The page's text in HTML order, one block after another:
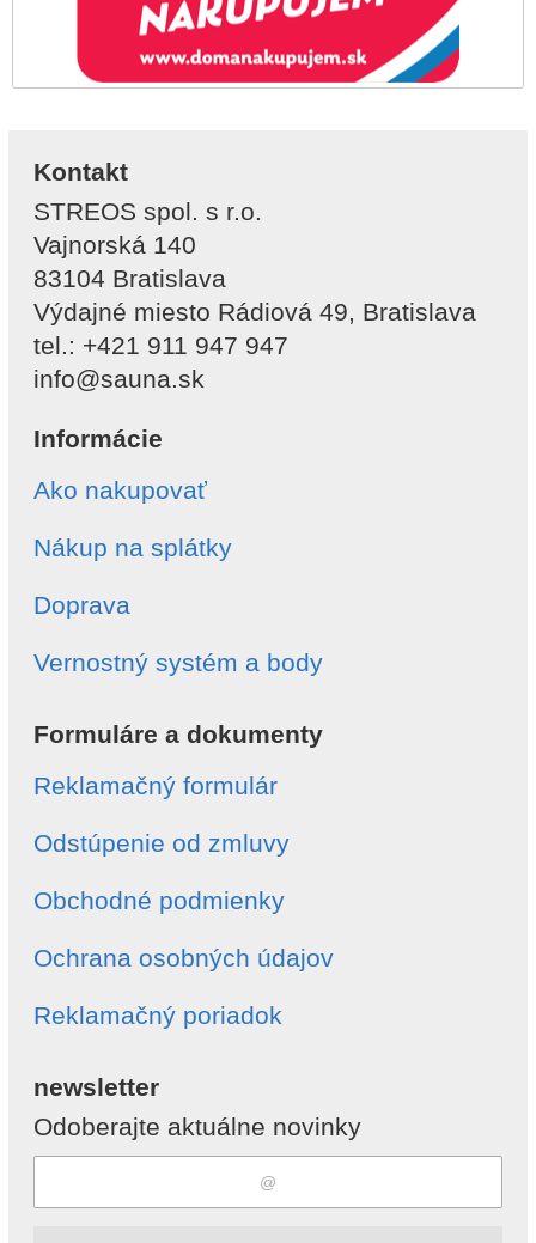
Kontakt
STREOS spol. s r.o.
Vajnorská 140
83104 Bratislava
Výdajné miesto Rádiová 49, Bratislava
tel.: +421 911 947 947
info@sauna.sk
Informácie
Ako nakupovať
Nákup na splátky
Doprava
Vernostný systém a body
Formuláre a dokumenty
Reklamačný formulár
Odstúpenie od zmluvy
Obchodné podmienky
Ochrana osobných údajov
Reklamačný poriadok
newsletter
Odoberajte aktuálne novinky